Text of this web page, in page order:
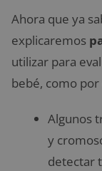
Ahora que ya
explicaremos
utilizar para
bebé, como
Algunos
y
detectar